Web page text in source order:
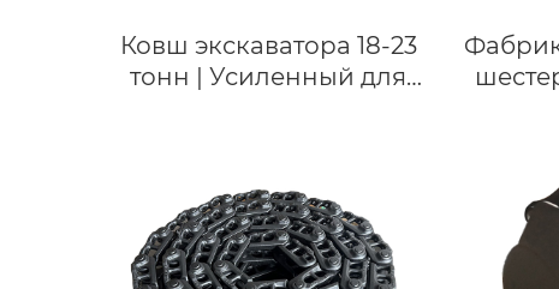
Ковш экскаватора 18-23
тонн | Усиленный для
Горный ковш